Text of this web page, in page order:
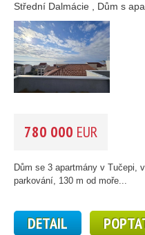
23
24
15
41
2
Střední Dalmácie , Dům s
780 000 EUR
Dům se 3 apartmány v Tučepi,
parkování, 130 m od moře...
DETAIL